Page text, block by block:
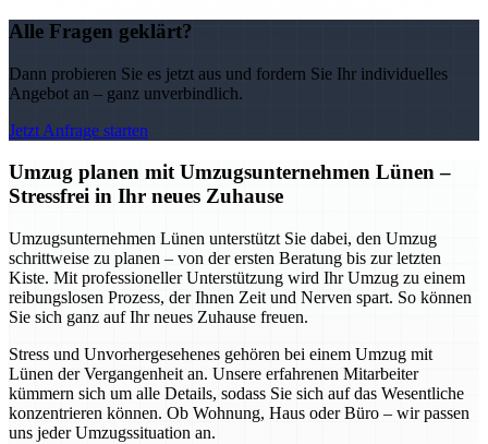
Alle Fragen geklärt?
Dann probieren Sie es jetzt aus und fordern Sie Ihr individuelles
Angebot an – ganz unverbindlich.
Jetzt Anfrage starten
Umzug planen mit Umzugsunternehmen Lünen –
Stressfrei in Ihr neues Zuhause
Umzugsunternehmen Lünen unterstützt Sie dabei, den Umzug
schrittweise zu planen – von der ersten Beratung bis zur letzten
Kiste. Mit professioneller Unterstützung wird Ihr Umzug zu einem
reibungslosen Prozess, der Ihnen Zeit und Nerven spart. So können
Sie sich ganz auf Ihr neues Zuhause freuen.
Stress und Unvorhergesehenes gehören bei einem Umzug mit
Lünen der Vergangenheit an. Unsere erfahrenen Mitarbeiter
kümmern sich um alle Details, sodass Sie sich auf das Wesentliche
konzentrieren können. Ob Wohnung, Haus oder Büro – wir passen
uns jeder Umzugssituation an.